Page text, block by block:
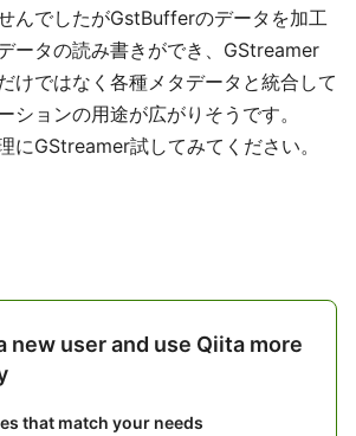
んでしたがGstBufferのデータを加工
ータの読み書きができ、GStreamer
けではなく各種メタデータと統合して
ションの用途が広がりそうです。
にGStreamer試してみてください。
new user and use Qiita more
that match your needs